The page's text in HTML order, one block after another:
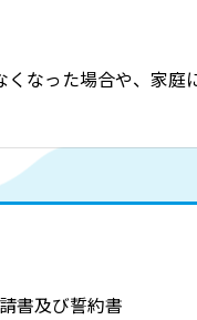
なった場合や、家庭
書及び誓約書